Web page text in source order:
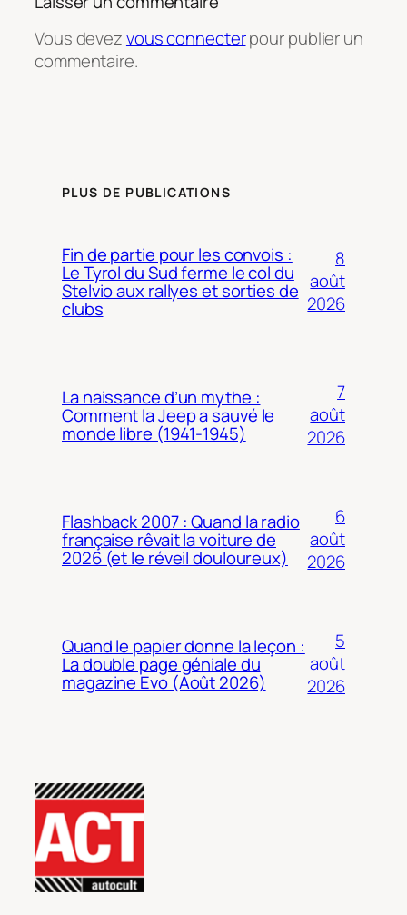
Vous devezvous connecterpour publier un
commentaire.
PLUS DE PUBLICATIONS
Fin de partie pour les convois :
Le Tyrol du Sud ferme le col du
Stelvio aux rallyes et sorties de
clubs
8
août
2026
La naissance d’un mythe :
Comment la Jeep a sauvé le
monde libre (1941-1945)
7
août
2026
Flashback 2007 : Quand la radio
française rêvait la voiture de
2026 (et le réveil douloureux)
6
août
2026
Quand le papier donne la leçon :
La double page géniale du
magazine Evo (Août 2026)
5
août
2026